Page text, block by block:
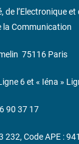
de l’Electronique
la Communication
75116 Paris
6 et « Iéna »
90 37 17
232, Code APE :